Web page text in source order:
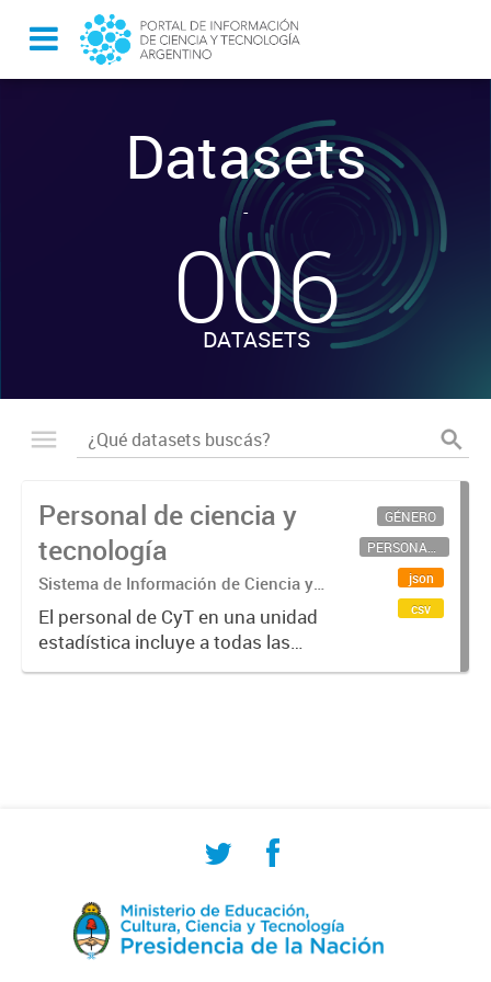
Datasets
-
006
DATASETS
Personal de ciencia y
tecnología
Sistema de Información de Ciencia y
Tecnología Argentino (SICYTAR)
El personal de CyT en una unidad
estadística incluye a todas las
personas involucradas
GÉNERO
PERSONAL CIENTÍFICO-TECNOLÓGICO
json
csv